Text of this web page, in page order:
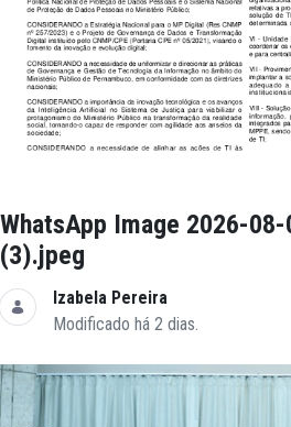
WhatsApp Image 2026-
(3).jpeg
Izabela Pereira
Modificado há 2 dias.